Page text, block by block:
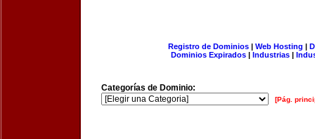
Registro de Dominios| Web Hosting |
Dominios Expirados | Industrias |
Categorías de Dominio:
[Pág.